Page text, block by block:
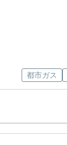
都市ガス